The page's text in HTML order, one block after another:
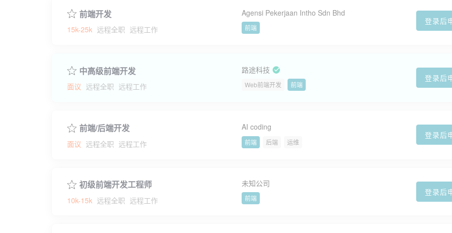
前端开发
15k-25k 远程全职 远程工作
Agensi Pekerjaan Intho Sdn Bhd
前端
登录后
中高级前端开发
面议 远程全职 远程工作
路途科技
Web前端开发 前端
登录后
前端/后端开发
面议 远程全职 远程工作
AI coding
前端 后端 运维
登录后
初级前端开发工程师
10k-15k 远程全职 远程工作
未知公司
前端
登录后